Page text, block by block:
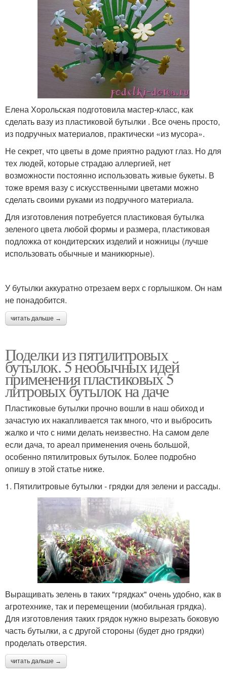
Елена Хорольская подготовила мастер-класс, как
сделать вазу из пластиковой бутылки . Все очень просто,
из подручных материалов, практически «из мусора».
Не секрет, что цветы в доме приятно радуют глаз. Но для
тех людей, которые страдаю аллергией, нет
возможности постоянно использовать живые букеты. В
тоже время вазу с искусственными цветами можно
сделать своими руками из подручного материала.
Для изготовления потребуется пластиковая бутылка
зеленого цвета любой формы и размера, пластиковая
подложка от кондитерских изделий и ножницы (лучше
использовать обычные и маникюрные).
У бутылки аккуратно отрезаем верх с горлышком. Он нам
не понадобится.
читать дальше →
Поделки из пятилитровых
бутылок. 5 необычных идей
применения пластиковых 5
литровых бутылок на даче
Пластиковые бутылки прочно вошли в наш обиход и
зачастую их накапливается так много, что и выбросить
жалко и что с ними делать неизвестно. На самом деле
если дача, то ареал применения очень большой,
особенно пятилитровых бутылок. Более подробно
опишу в этой статье ниже.
1. Пятилитровые бутылки - грядки для зелени и рассады.
Выращивать зелень в таких "грядках" очень удобно, как в
агротехнике, так и перемещении (мобильная грядка).
Для изготовления таких грядок нужно вырезать боковую
часть бутылки, а с другой стороны (будет дно грядки)
проделать отверстия.
читать дальше →